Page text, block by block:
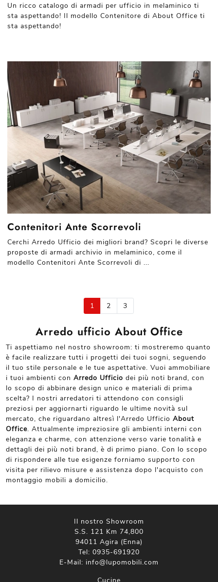
Un ricco catalogo di armadi per ufficio in melaminico ti
sta aspettando! Il modello Contenitore di About Office ti
sta aspettando!
Contenitori Ante Scorrevoli
Cerchi Arredo Ufficio dei migliori brand? Scopri le diverse
proposte di armadi archivio in melaminico, come il
modello Contenitori Ante Scorrevoli di ...
1 2 3
Arredo ufficio About Office
Ti aspettiamo nel nostro showroom: ti mostreremo quanto
è facile realizzare tutti i progetti dei tuoi sogni, seguendo
il tuo stile personale e le tue aspettative. Vuoi ammobiliare
i tuoi ambienti con Arredo Ufficio dei più noti brand, con
lo scopo di abbinare design unico e materiali di prima
scelta? I nostri arredatori ti attendono con consigli
preziosi per aggiornarti riguardo le ultime novità sul
mercato, che riguardano altresì l'Arredo Ufficio About
Office. Attualmente impreziosire gli ambienti interni con
eleganza e charme, con attenzione verso varie tonalità e
dettagli dei più noti brand, è di primo piano. Con lo scopo
di rispondere alle tue esigenze forniamo supporto con
visita per rilievo misure e assistenza dopo l'acquisto con
montaggio mobili a domicilio.
Il nostro Showroom
S.S. 121 Km 74,800
94011 Agira (Enna)
Tel: 0935-691920
E-Mail: info@lupomobili.com